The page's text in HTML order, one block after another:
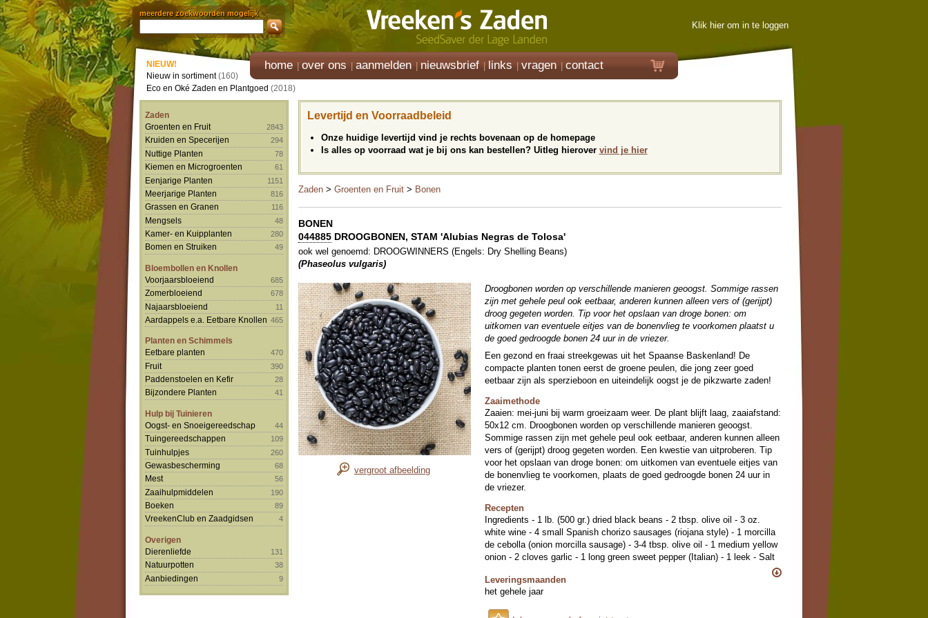
meerdere zoekwoorden mogelijk
Klik hier om in te loggen
home over ons aanmelden nieuwsbrief links vragen contact
NIEUW!
Nieuw in sortiment(160)
Eco en Oké Zaden en Plantgoed (2018)
Zaden
Groenten en Fruit
2843
Kruiden en Specerijen 294
Nuttige Planten 78
Kiemen en Microgroenten 61
Eenjarige Planten 1151
Meerjarige Planten 816
Grassen en Granen 116
Mengsels 48
Kamer- en Kuipplanten 280
Bomen en Struiken 49
Bloembollen en Knollen
Voorjaarsbloeiend
685
Zomerbloeiend 678
Najaarsbloeiend 11
Aardappels e.a. Eetbare Knollen 465
Planten en Schimmels
Eetbare planten
470
Fruit 390
Paddenstoelen en Kefir 28
Bijzondere Planten 41
Hulp bij Tuinieren
Oogst- en Snoeigereedschap
44
Tuingereedschappen 109
Tuinhulpjes 260
Gewasbescherming 68
Mest 56
Zaaihulpmiddelen 190
Boeken 89
VreekenClub en Zaadgidsen 4
Overigen
Dierenliefde
131
Natuurpotten 38
Aanbiedingen 9
Levertijd en Voorraadbeleid
Onze huidige levertijd vind je rechts bovenaan op de homepage
Is alles op voorraad wat je bij ons kan bestellen? Uitleg hierover vind je hier
Zaden > Groenten en Fruit > Bonen
BONEN
044885 DROOGBONEN, STAM 'Alubias Negras de Tolosa'
ook wel genoemd: DROOGWINNERS (Engels: Dry Shelling Beans)
(Phaseolus vulgaris)
vergroot afbeelding
Droogbonen worden op verschillende manieren geoogst. Sommige rassen
zijn met gehele peul ook eetbaar, anderen kunnen alleen vers of (gerijpt)
droog gegeten worden. Tip voor het opslaan van droge bonen: om
uitkomen van eventuele eitjes van de bonenvlieg te voorkomen plaatst u
de goed gedroogde bonen 24 uur in de vriezer.
Een gezond en fraai streekgewas uit het Spaanse Baskenland! De
compacte planten tonen eerst de groene peulen, die jong zeer goed
eetbaar zijn als sperzieboon en uiteindelijk oogst je de pikzwarte zaden!
Zaaimethode
Zaaien: mei-juni bij warm groeizaam weer. De plant blijft laag, zaaiafstand:
50x12 cm. Droogbonen worden op verschillende manieren geoogst.
Sommige rassen zijn met gehele peul ook eetbaar, anderen kunnen alleen
vers of (gerijpt) droog gegeten worden. Een kwestie van uitproberen. Tip
voor het opslaan van droge bonen: om uitkomen van eventuele eitjes van
de bonenvlieg te voorkomen, plaats de goed gedroogde bonen 24 uur in
de vriezer.
Recepten
Ingredients - 1 lb. (500 gr.) dried black beans - 2 tbsp. olive oil - 3 oz.
white wine - 4 small Spanish chorizo sausages (riojana style) - 1 morcilla
de cebolla (onion morcilla sausage) - 3-4 tbsp. olive oil - 1 medium yellow
onion - 2 cloves garlic - 1 long green sweet pepper (Italian) - 1 leek - Salt
to taste Steps to Make It Note: Any dried black bean can be used in this
recipe. Tolosa beans can be purchased from international grocery stores
or through Spanish food sources online. Rinse beans. Place in large pot
Leveringsmaanden
het gehele jaar